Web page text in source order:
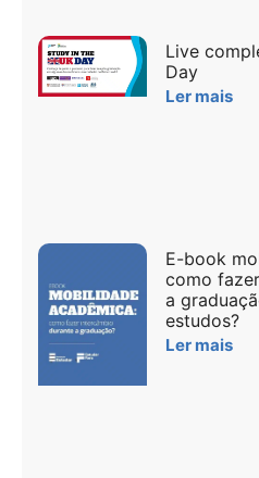
Live
Day
Ler mais
E-book
como
a
estudos?
Ler mais